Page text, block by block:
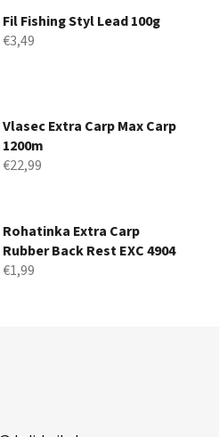
Fil Fishing Styl Lead 100g
€3,49
Vlasec Extra Carp Max Carp
1200m
€22,99
Rohatinka Extra Carp
Rubber Back Rest EXC 4904
€1,99